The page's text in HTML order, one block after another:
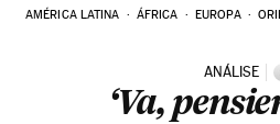
AMÉRICA LATINA ÁFRICA EUROPA
ANÁLISE
‘Va,